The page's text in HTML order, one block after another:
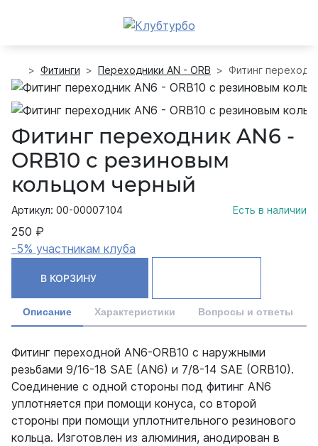
Фитинги Переходники AN - ORB Фитинг
Фитинг переходник AN6 -
ORB10 с резиновым
кольцом черный
Артикул: 00-00007104 Есть в наличии
250 ₽
-5% участникам клуба
В КОРЗИНУ
Описание Характеристики Вопросы и ответы
Фитинг переходной AN6-ORB10 с наружными
резьбами 9/16-18 SAE (AN6) и 7/8-14 SAE (ORB10).
Соединение с одной стороны под фитинг AN6
уплотняется при помощи конуса, со второй
стороны при помощи уплотнительного резинового
кольца. Изготовлен из алюминия, анодирован в